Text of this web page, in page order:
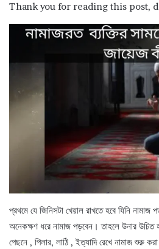
Thank you for reading this post,
প্রথমে যে জিনিসটা খেয়াল রাখতে হবে যিনি
অনেকক্ষণ ধরে নামাজ পড়বেন। তাহলে উনার উচিত
পেছনে , পিলার, লাঠি , ইত্যাদি রেখে নামাজ শুরু